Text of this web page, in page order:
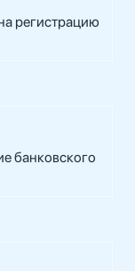
регистрацию
банковского